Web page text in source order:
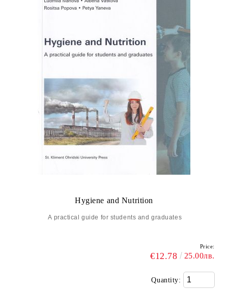
Hygiene and Nutrition
A practical guide for students and graduates
Price:
€12.78 25.00лв.
Quantity: